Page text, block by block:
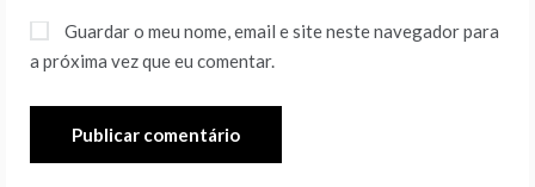
Guardar o meu nome, email e site neste navegador para
a próxima vez que eu comentar.